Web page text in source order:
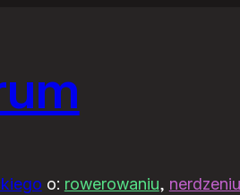
o: rowerowaniu, nerdzeniu